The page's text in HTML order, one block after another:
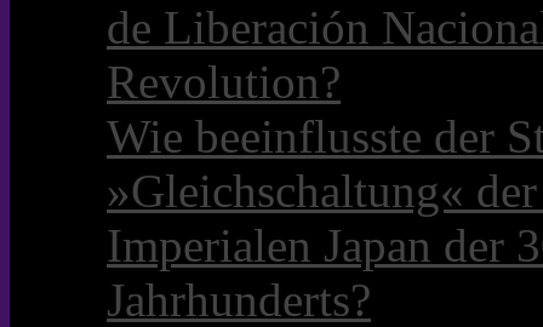
de Liberación
Revolution?
Wie beeinflusste der
»Gleichschaltung«
Imperialen Japan der
Jahrhunderts?